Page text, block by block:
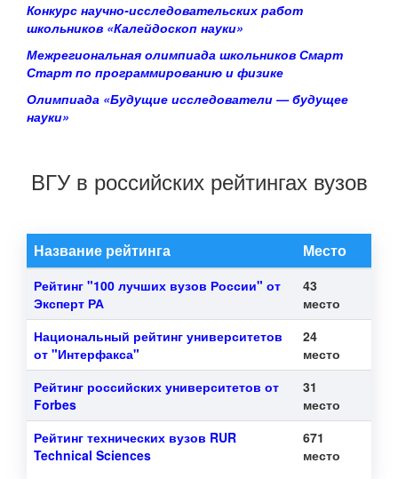
Конкурс научно-исследовательских работ
школьников «Калейдоскоп науки»
Межрегиональная олимпиада школьников Смарт
Старт по программированию и физике
Олимпиада «Будущие исследователи — будущее
науки»
ВГУ в российских рейтингах вузов
Название рейтинга Место
Рейтинг "100 лучших вузов России" от
Эксперт РА
43
место
Национальный рейтинг университетов
от "Интерфакса"
24
место
Рейтинг российских университетов от
Forbes
31
место
Рейтинг технических вузов RUR
Technical Sciences
671
место